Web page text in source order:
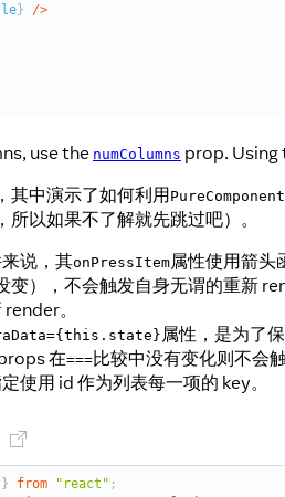
use the numColumns prop.
其中演示了如何利用PureComponent
以如果不了解就先跳过吧）。
说，其onPressItem属性使用箭头
变），不会触发自身无谓的重新
。
属性，是为了
在===比较中没有变化则不会
使用 id 作为列表每一项的 key。